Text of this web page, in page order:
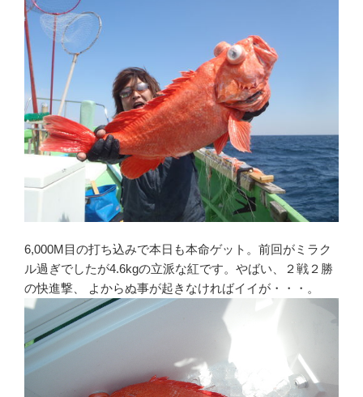
6,000M目の打ち込みで本日も本命ゲット。前回がミラク
ル過ぎでしたが4.6kgの立派な紅です。やばい、２戦２勝
の快進撃、 よからぬ事が起きなければイイが・・・。